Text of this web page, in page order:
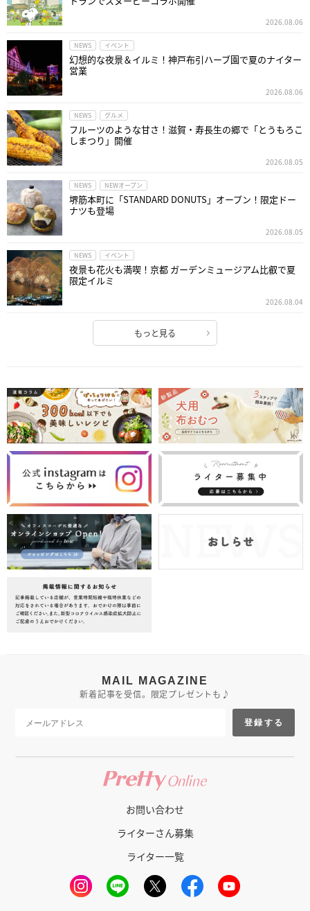
2026.08.06
NEWS イベント
幻想的な夜景＆イルミ！神戸布引ハーブ園で夏のナイター
営業
2026.08.06
NEWS グルメ
フルーツのような甘さ！滋賀・寿長生の郷で「とうもろこ
しまつり」開催
2026.08.05
NEWS NEWオープン
堺筋本町に「STANDARD DONUTS」オープン！限定ドー
ナツも登場
2026.08.05
NEWS イベント
夜景も花火も満喫！京都 ガーデンミュージアム比叡で夏
限定イルミ
2026.08.04
もっと見る
MAIL MAGAZINE
新着記事を受信。限定プレゼントも♪
登録する
お問い合わせ
ライターさん募集
ライター一覧